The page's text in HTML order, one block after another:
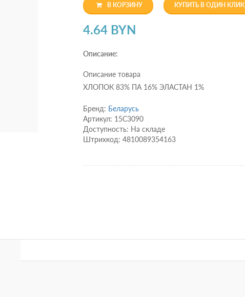
В КОРЗИНУ КУПИТЬ В ОДИН КЛИК
4.64 BYN
Описание:
Описание товара
ХЛОПОК 83% ПА 16% ЭЛАСТАН 1%
Бренд: Беларусь
Артикул: 15С3090
Доступность: На складе
Штрихкод: 4810089354163